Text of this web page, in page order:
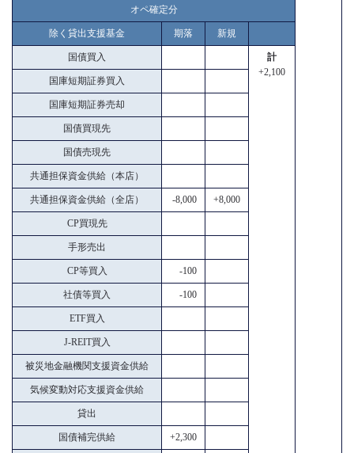
オペ確定分
除く貸出支援基金 期落 新規
国債買入
計
+2,100
国庫短期証券買入
国庫短期証券売却
国債買現先
国債売現先
共通担保資金供給（本店）
共通担保資金供給（全店） -8,000 +8,000
CP買現先
手形売出
CP等買入 -100
社債等買入 -100
ETF買入
J-REIT買入
被災地金融機関支援資金供給
気候変動対応支援資金供給
貸出
国債補完供給 +2,300